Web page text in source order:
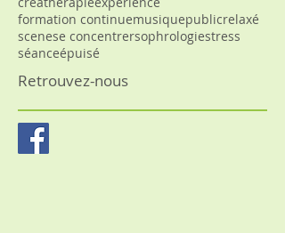
formation continuemusiquepublicrelaxé
scenese concentrersophrologiestress
séanceépuisé
Retrouvez-nous